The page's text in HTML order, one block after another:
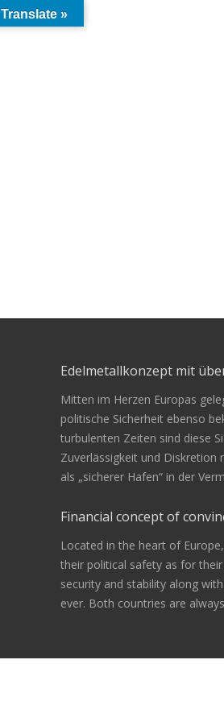
Edelmetallkonzept mit
Mitten im Herzen Europas
politische Sicherheit ebenso
turbulenten Zeiten sind diese
Zuverlässigkeit und
als „sicherer Hafen“ in der
Financial concept of
Located in the heart of
their political safety as for
security and stability along
ever. Both countries are
Translate »